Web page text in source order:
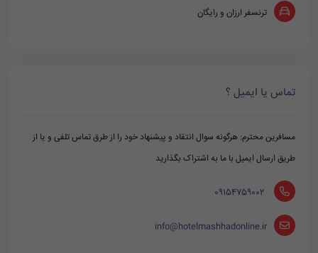
ترنسفر ارزان و رایگان
تماس یا ایمیل ؟
مسافرین محترم: هرگونه سوال انتقاد و پیشنهاد خود را از طرق تماس تلفی و یا از
طریق ارسال ایمیل با ما به اشتراک بگذارید
‪ 09154759002
info@hotelmashhadonline.ir